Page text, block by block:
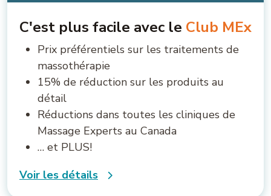
C'est plus facile avec le Club MEx
Prix préférentiels sur les traitements de
massothérapie
15% de réduction sur les produits au
détail
Réductions dans toutes les cliniques de
Massage Experts au Canada
… et PLUS!
Voir les détails